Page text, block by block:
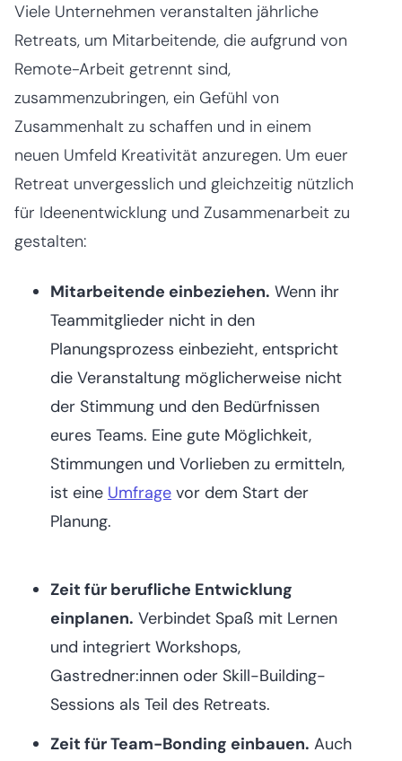
Viele Unternehmen veranstalten jährliche
Retreats, um Mitarbeitende, die aufgrund von
Remote-Arbeit getrennt sind,
zusammenzubringen, ein Gefühl von
Zusammenhalt zu schaffen und in einem
neuen Umfeld Kreativität anzuregen. Um euer
Retreat unvergesslich und gleichzeitig nützlich
für Ideenentwicklung und Zusammenarbeit zu
gestalten:
Mitarbeitende einbeziehen. Wenn ihr
Teammitglieder nicht in den
Planungsprozess einbezieht, entspricht
die Veranstaltung möglicherweise nicht
der Stimmung und den Bedürfnissen
eures Teams. Eine gute Möglichkeit,
Stimmungen und Vorlieben zu ermitteln,
ist eine Umfrage vor dem Start der
Planung.
Zeit für berufliche Entwicklung
einplanen. Verbindet Spaß mit Lernen
und integriert Workshops,
Gastredner:innen oder Skill-Building-
Sessions als Teil des Retreats.
Zeit für Team-Bonding einbauen. Auch